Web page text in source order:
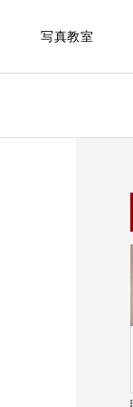
写真教室